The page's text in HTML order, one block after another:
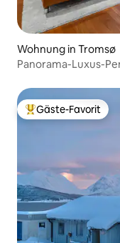
Wohnung in Tromsø
Panorama-Luxus-
Beliebter Gäste-
Gäste-Favorit